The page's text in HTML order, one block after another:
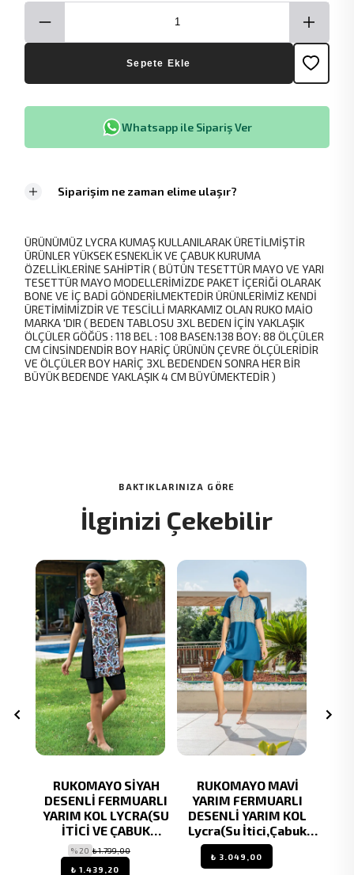
Sepete Ekle
Whatsapp ile Sipariş Ver
Siparişim ne zaman elime ulaşır?
ÜRÜNÜMÜZ LYCRA KUMAŞ KULLANILARAK ÜRETİLMİŞTİR
ÜRÜNLER YÜKSEK ESNEKLİK VE ÇABUK KURUMA
ÖZELLİKLERİNE SAHİPTİR ( BÜTÜN TESETTÜR MAYO VE YARI
TESETTÜR MAYO MODELLERİMİZDE PAKET İÇERİĞİ OLARAK
BONE VE İÇ BADİ GÖNDERİLMEKTEDİR ÜRÜNLERİMİZ KENDİ
ÜRETİMİMİZDİR VE TESCİLLİ MARKAMIZ OLAN RUKO MAİO
MARKA 'DIR ( BEDEN TABLOSU 3XL BEDEN İÇİN YAKLAŞIK
ÖLÇÜLER GÖĞÜS : 118 BEL : 108 BASEN:138 BOY: 88 ÖLÇÜLER
CM CİNSİNDENDİR BOY HARİÇ ÜRÜNÜN ÇEVRE ÖLÇÜLERİDİR
VE ÖLÇÜLER BOY HARİÇ 3XL BEDENDEN SONRA HER BİR
BÜYÜK BEDENDE YAKLAŞIK 4 CM BÜYÜMEKTEDİR )
BAKTIKLARINIZA GÖRE
İlginizi Çekebilir
RUKOMAYO SİYAH
DESENLİ FERMUARLI
YARIM KOL LYCRA(SU
İTİCİ VE ÇABUK
KURUYAN)KUMAŞ
TESETTÜR MAYO
% 20 ₺ 1.799,00
₺ 1.439,20
RUKOMAYO MAVİ
YARIM FERMUARLI
DESENLİ YARIM KOL
Lycra(Su İtici,Çabuk
Kuruyan)YARI Tesettür
Mayo
₺ 3.049,00